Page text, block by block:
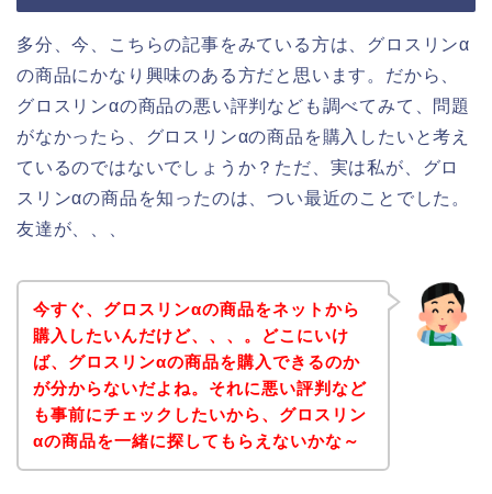
多分、今、こちらの記事をみている方は、グロスリンα
の商品にかなり興味のある方だと思います。だから、
グロスリンαの商品の悪い評判なども調べてみて、問題
がなかったら、グロスリンαの商品を購入したいと考え
ているのではないでしょうか？ただ、実は私が、グロ
スリンαの商品を知ったのは、つい最近のことでした。
友達が、、、
今すぐ、グロスリンαの商品をネットから
購入したいんだけど、、、。どこにいけ
ば、グロスリンαの商品を購入できるのか
が分からないだよね。それに悪い評判など
も事前にチェックしたいから、グロスリン
αの商品を一緒に探してもらえないかな～